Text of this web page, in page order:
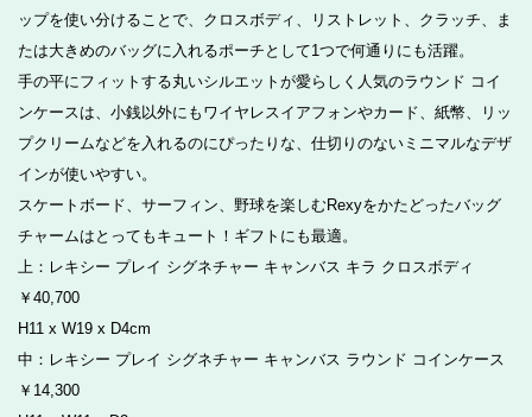
ップを使い分けることで、クロスボディ、リストレット、クラッチ、ま
たは大きめのバッグに入れるポーチとして1つで何通りにも活躍。
手の平にフィットする丸いシルエットが愛らしく人気のラウンド コイ
ンケースは、小銭以外にもワイヤレスイアフォンやカード、紙幣、リッ
プクリームなどを入れるのにぴったりな、仕切りのないミニマルなデザ
インが使いやすい。
スケートボード、サーフィン、野球を楽しむRexyをかたどったバッグ
チャームはとってもキュート！ギフトにも最適。
上：レキシー プレイ シグネチャー キャンバス キラ クロスボディ
￥40,700
H11 x W19 x D4cm
中：レキシー プレイ シグネチャー キャンバス ラウンド コインケース
￥14,300